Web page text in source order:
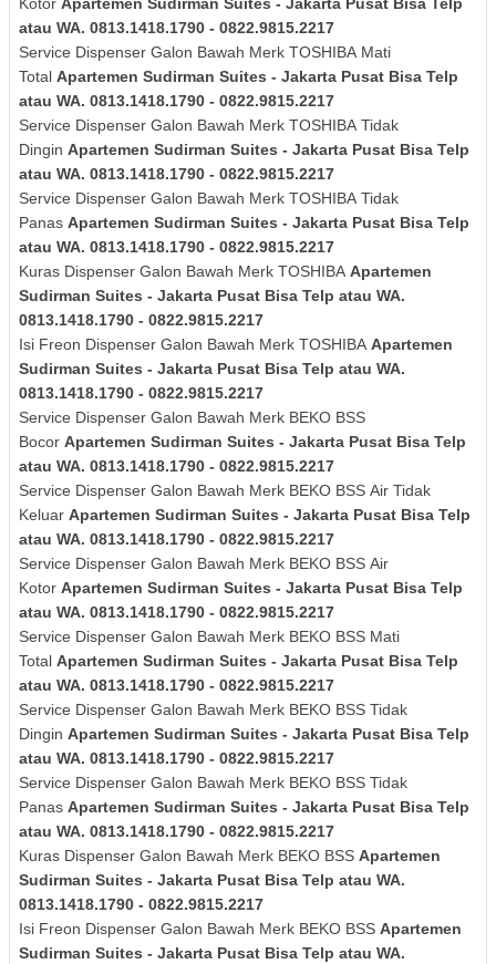
atau WA. 0813.1418.1790 - 0822.9815.2217
Service Dispenser Galon Bawah Merk TOSHIBA Mati
Total Apartemen Sudirman Suites - Jakarta Pusat Bisa Telp
atau WA. 0813.1418.1790 - 0822.9815.2217
Service Dispenser Galon Bawah Merk TOSHIBA Tidak
Dingin Apartemen Sudirman Suites - Jakarta Pusat Bisa Telp
atau WA. 0813.1418.1790 - 0822.9815.2217
Service Dispenser Galon Bawah Merk TOSHIBA Tidak
Panas Apartemen Sudirman Suites - Jakarta Pusat Bisa Telp
atau WA. 0813.1418.1790 - 0822.9815.2217
Kuras Dispenser Galon Bawah Merk TOSHIBA Apartemen
Sudirman Suites - Jakarta Pusat Bisa Telp atau WA.
0813.1418.1790 - 0822.9815.2217
Isi Freon Dispenser Galon Bawah Merk TOSHIBA Apartemen
Sudirman Suites - Jakarta Pusat Bisa Telp atau WA.
0813.1418.1790 - 0822.9815.2217
Service Dispenser Galon Bawah Merk BEKO BSS
Bocor Apartemen Sudirman Suites - Jakarta Pusat Bisa Telp
atau WA. 0813.1418.1790 - 0822.9815.2217
Service Dispenser Galon Bawah Merk BEKO BSS Air Tidak
Keluar Apartemen Sudirman Suites - Jakarta Pusat Bisa Telp
atau WA. 0813.1418.1790 - 0822.9815.2217
Service Dispenser Galon Bawah Merk BEKO BSS Air
Kotor Apartemen Sudirman Suites - Jakarta Pusat Bisa Telp
atau WA. 0813.1418.1790 - 0822.9815.2217
Service Dispenser Galon Bawah Merk BEKO BSS Mati
Total Apartemen Sudirman Suites - Jakarta Pusat Bisa Telp
atau WA. 0813.1418.1790 - 0822.9815.2217
Service Dispenser Galon Bawah Merk BEKO BSS Tidak
Dingin Apartemen Sudirman Suites - Jakarta Pusat Bisa Telp
atau WA. 0813.1418.1790 - 0822.9815.2217
Service Dispenser Galon Bawah Merk BEKO BSS Tidak
Panas Apartemen Sudirman Suites - Jakarta Pusat Bisa Telp
atau WA. 0813.1418.1790 - 0822.9815.2217
Kuras Dispenser Galon Bawah Merk BEKO BSS Apartemen
Sudirman Suites - Jakarta Pusat Bisa Telp atau WA.
0813.1418.1790 - 0822.9815.2217
Isi Freon Dispenser Galon Bawah Merk BEKO BSS Apartemen
Sudirman Suites - Jakarta Pusat Bisa Telp atau WA.